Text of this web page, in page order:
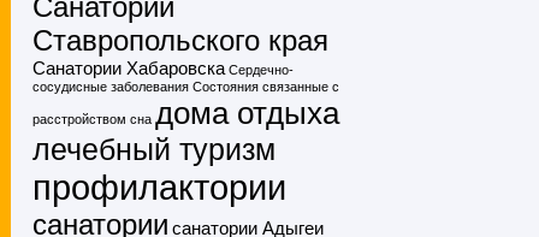
Санатории
Ставропольского края
Санатории Хабаровска Сердечно-
сосудисные заболевания Состояния связанные с
расстройством сна дома отдыха
лечебный туризм
профилактории
санатории санатории Адыгеи